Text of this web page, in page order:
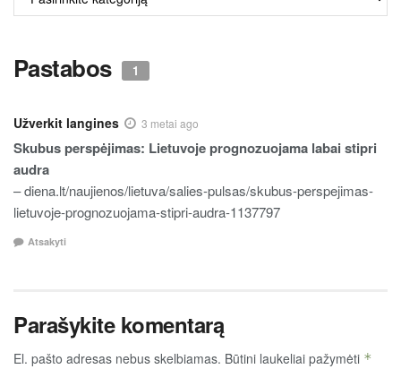
TURINYS
Pastabos 1
Užverkit langines 3 metai ago
Skubus perspėjimas: Lietuvoje prognozuojama labai stipri
audra
– diena.lt/naujienos/lietuva/salies-pulsas/skubus-perspejimas-
lietuvoje-prognozuojama-stipri-audra-1137797
Atsakyti
Parašykite komentarą
El. pašto adresas nebus skelbiamas. Būtini laukeliai pažymėti *